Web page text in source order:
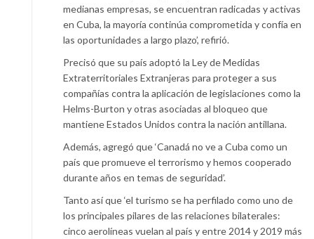
medianas empresas, se encuentran radicadas y activas
en Cuba, la mayoría continúa comprometida y confía en
las oportunidades a largo plazo’, refirió.
Precisó que su país adoptó la Ley de Medidas
Extraterritoriales Extranjeras para proteger a sus
compañías contra la aplicación de legislaciones como la
Helms-Burton y otras asociadas al bloqueo que
mantiene Estados Unidos contra la nación antillana.
Además, agregó que ‘Canadá no ve a Cuba como un
país que promueve el terrorismo y hemos cooperado
durante años en temas de seguridad’.
Tanto así que ‘el turismo se ha perfilado como uno de
los principales pilares de las relaciones bilaterales:
cinco aerolíneas vuelan al país y entre 2014 y 2019 más